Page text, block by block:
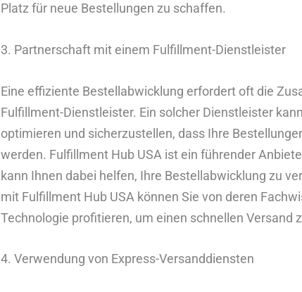
Platz für neue Bestellungen zu schaffen.
3. Partnerschaft mit einem Fulfillment-Dienstleister
Eine effiziente Bestellabwicklung erfordert oft die
Fulfillment-Dienstleister. Ein solcher Dienstleister
optimieren und sicherzustellen, dass Ihre
werden. Fulfillment Hub USA ist ein führender
kann Ihnen dabei helfen, Ihre Bestellabwicklung zu
mit Fulfillment Hub USA können Sie von deren
Technologie profitieren, um einen schnellen Versand
4. Verwendung von Express-Versanddiensten